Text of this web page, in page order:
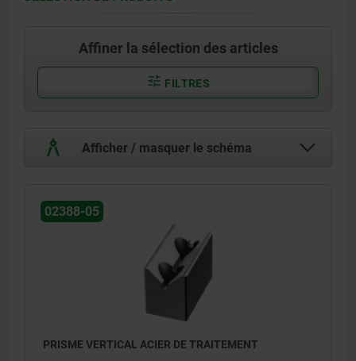
Affiner la sélection des articles
FILTRES
Afficher / masquer le schéma
02388-05
PRISME VERTICAL ACIER DE TRAITEMENT